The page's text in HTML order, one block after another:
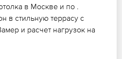
в Москве и по .
в стильную террасу с
и расчет нагрузок на